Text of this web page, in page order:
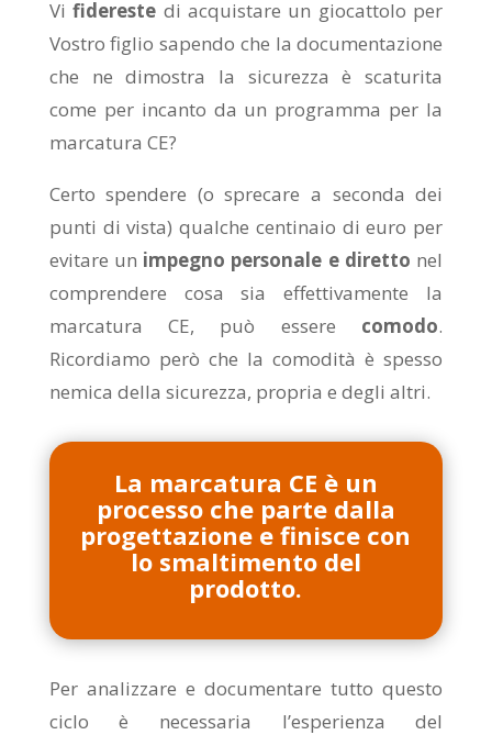
Vi fidereste di acquistare un giocattolo per
Vostro figlio sapendo che la documentazione
che ne dimostra la sicurezza è scaturita
come per incanto da un programma per la
marcatura CE?
Certo spendere (o sprecare a seconda dei
punti di vista) qualche centinaio di euro per
evitare un impegno personale e diretto nel
comprendere cosa sia effettivamente la
marcatura CE, può essere
comodo.
Ricordiamo però che la comodità è spesso
nemica della sicurezza, propria e degli altri.
La marcatura CE è un
processo che parte dalla
progettazione e finisce con
lo smaltimento del
prodotto.
Per analizzare e documentare tutto questo
ciclo è necessaria l’esperienza del